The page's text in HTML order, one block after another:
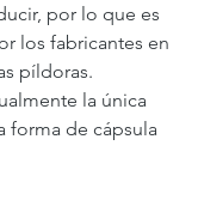
por lo que es
los fabricantes en
píldoras.
la única
forma de cápsula